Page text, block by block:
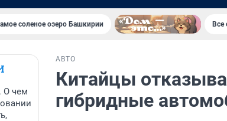
соленое озеро Башкирии Все
О чем
АВТО
Китайцы
гибридные